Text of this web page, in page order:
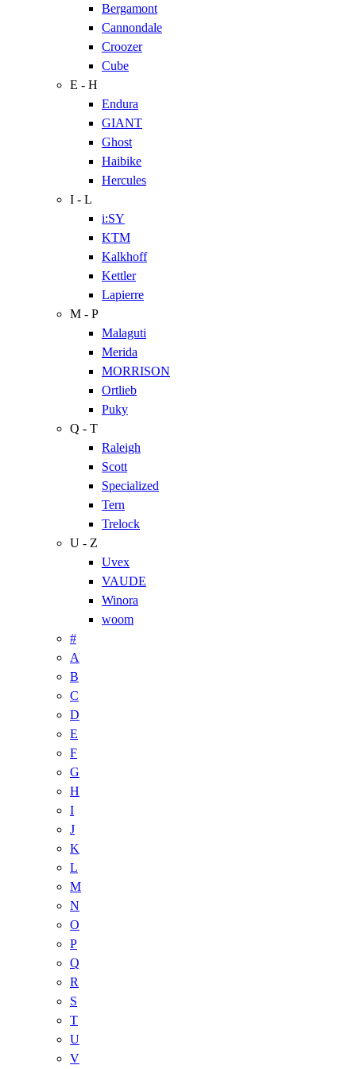
Bergamont
Cannondale
Croozer
Cube
E - H
Endura
GIANT
Ghost
Haibike
Hercules
I - L
i:SY
KTM
Kalkhoff
Kettler
Lapierre
M - P
Malaguti
Merida
MORRISON
Ortlieb
Puky
Q - T
Raleigh
Scott
Specialized
Tern
Trelock
U - Z
Uvex
VAUDE
Winora
woom
#
A
B
C
D
E
F
G
H
I
J
K
L
M
N
O
P
Q
R
S
T
U
V